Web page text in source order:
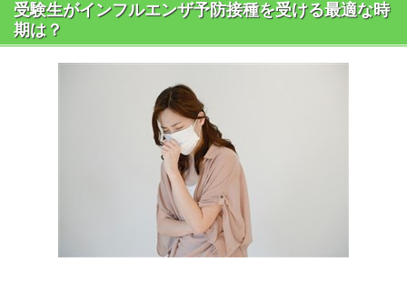
受験生がインフルエンザ予防接種を受ける最適な時
期は？